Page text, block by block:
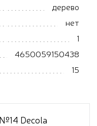
дерево
нет
1
4650059150438
15
Decola